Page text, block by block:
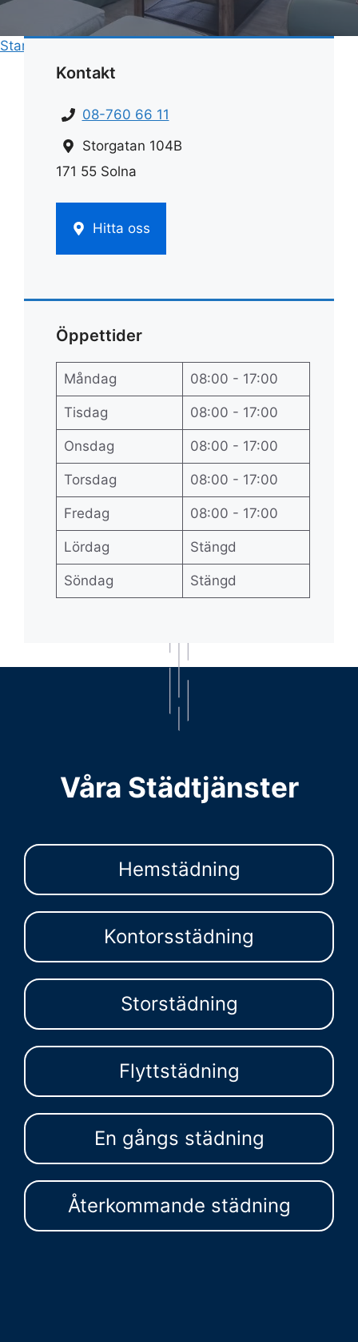
Start
Kontakt
08-760 66 11
Storgatan 104B
171 55 Solna
Hitta oss
Öppettider
Måndag 08:00 - 17:00
Tisdag 08:00 - 17:00
Onsdag 08:00 - 17:00
Torsdag 08:00 - 17:00
Fredag 08:00 - 17:00
Lördag Stängd
Söndag Stängd
Våra Städtjänster
Hemstädning
Kontorsstädning
Storstädning
Flyttstädning
En gångs städning
Återkommande städning